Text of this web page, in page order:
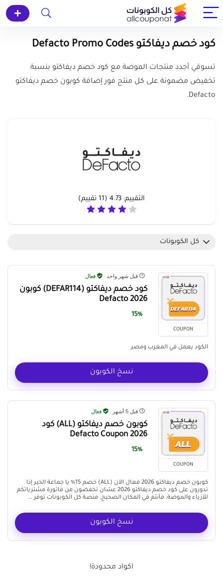
كود خصم ديفاكتو Defacto Promo Codes
تسوقي أجدد منتجات الموضة مع كود خصم ديفاكتو بنسبة
تخفيض مضمونة على كل منتج فور إضافة كوبون خصم ديفاكتو
Defacto.
التقييم: 4.73
(
11 تقييم)
كل الكوبونات
COUPON
قبل شهر واحد فعال
كود خصم ديفاكتو (DEFAR114) كوبون
Defacto 2026
15%
الكود يعمل في المغرب ومصر.
نسخ الكوبون
COUPON
قبل 5 أشهر فعال
كوبون خصم ديفاكتو (ALL) كود
Defacto Coupon 2026
15%
كوبون خصم ديفاكتو 2026 فعال الآن (ALL) خصم 15% يا جماعة الخير إذا
تدورون على كود خصم ديفاكتو 2026 عشان تخفضون من فاتورة مشترياتكم
للأزياء والموضة، فأنتم في المكان الصحيح. منصة كل الكوبونات توفر ...
نسخ الكوبون
اكواد محدودة!